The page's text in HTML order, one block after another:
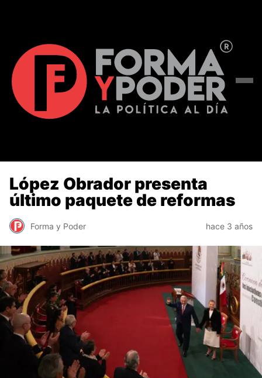
López Obrador presenta
último paquete de reformas
Forma y Poder hace 3 años